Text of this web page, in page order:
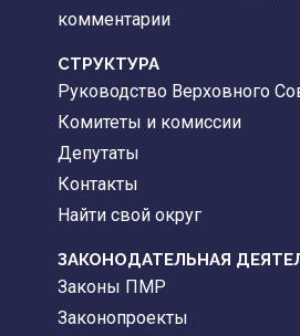
комментарии
CТРУКТУРА
Руководство Верховного
Комитеты и комиссии
Депутаты
Контакты
Найти свой округ
ЗАКОНОДАТЕЛЬНАЯ
Законы ПМР
Законопроекты